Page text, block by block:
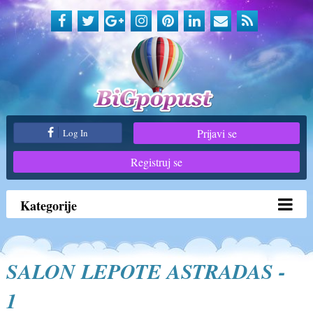
Log In
Prijavi se
Registruj se
Kategorije
SALON LEPOTE ASTRADAS -
1